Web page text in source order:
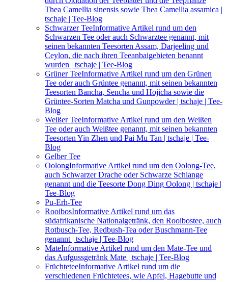
Thea Camellia sinensis sowie Thea Camellia assamica |
tschaje | Tee-Blog
Schwarzer TeeInformative Artikel rund um den
Schwarzen Tee oder auch Schwarztee genannt, mit
seinen bekannten Teesorten Assam, Darjeeling und
Ceylon, die nach ihren Teeanbaigebieten benannt
wurden | tschaje | Tee-Blog
Grüner TeeInformative Artikel rund um den Grünen
Tee oder auch Grüntee genannt, mit seinen bekannten
Teesorten Bancha, Sencha und Hōjicha sowie die
Grüntee-Sorten Matcha und Gunpowder | tschaje | Tee-
Blog
Weißer TeeInformative Artikel rund um den Weißen
Tee oder auch Weißtee genannt, mit seinen bekannten
Teesorten Yin Zhen und Pai Mu Tan | tschaje | Tee-
Blog
Gelber Tee
OolongInformative Artikel rund um den Oolong-Tee,
auch Schwarzer Drache oder Schwarze Schlange
genannt und die Teesorte Dong Ding Oolong | tschaje |
Tee-Blog
Pu-Erh-Tee
RooibosInformative Artikel rund um das
südafrikanische Nationalgetränk, den Rooibostee, auch
Rotbusch-Tee, Redbush-Tea oder Buschmann-Tee
genannt | tschaje | Tee-Blog
MateInformative Artikel rund um den Mate-Tee und
das Aufgussgetränk Mate | tschaje | Tee-Blog
FrüchteteeInformative Artikel rund um die
verschiedenen Früchtetees, wie Apfel, Hagebutte und